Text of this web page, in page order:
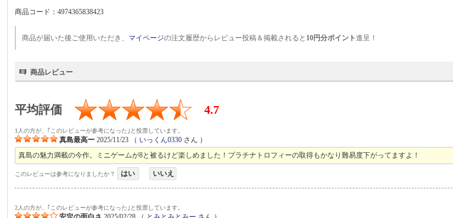
商品コード：4974365838423
商品が届いた後ご使用いただき、 マイページの注文履歴からレビュー投稿＆掲載されると 10円分ポイント進呈！
商品レビュー
平均評価 4.7
1人の方が、｢このレビューが参考になった｣と投票しています。
真島最高ー 2025/11/23 （ いっくん0330 さん ）
真島の魅力満載の今作。ミニゲームが8と被るけど楽しめました！プラチナトロフィーの取得もかなり難易度下がってますよ！
このレビューは参考になりましたか？ はい いいえ
2人の方が、｢このレビューが参考になった｣と投票しています。